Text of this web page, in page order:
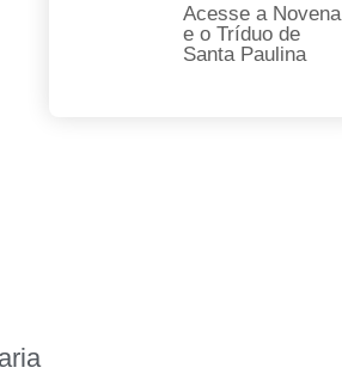
Acesse a Novena
e o Tríduo de
Santa Paulina